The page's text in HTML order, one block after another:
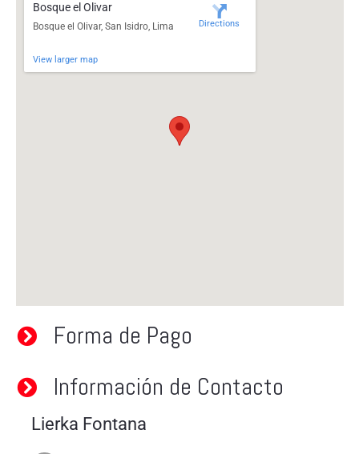
Bosque el Olivar
Bosque el Olivar, San Isidro, Lima
View larger map
Directions
Forma de Pago
Información de Contacto
Lierka Fontana